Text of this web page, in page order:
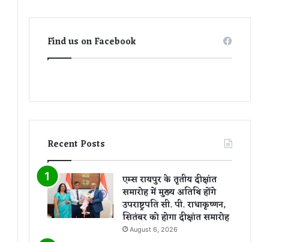
Find us on Facebook
Recent Posts
एम्स रायपुर के तृतीय दीक्षांत
समारोह में मुख्य अतिथि होंगे
उपराष्ट्रपति सी. पी. राधाकृष्णन,
सितंबर को होगा दीक्षांत समारोह
August 6, 2026